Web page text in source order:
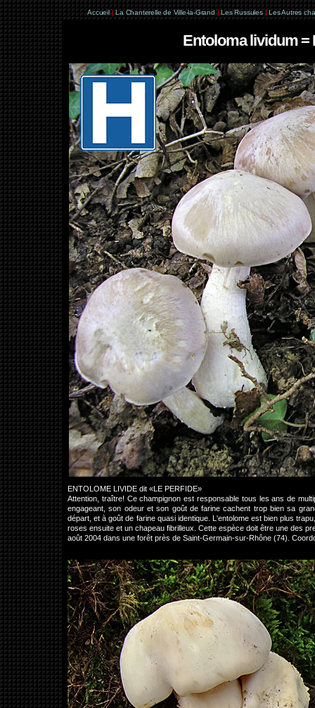
Accueil | La Chanterelle de Ville-la-Grand | Les Russules | Les Autres
Entoloma lividum =
ENTOLOME LIVIDE dit «LE PERFIDE»
Attention, traître! Ce champignon est responsable tous les ans de
engageant, son odeur et son goût de farine cachent trop bien sa
départ, et à goût de farine quasi identique. L'entolome est bien plus
roses ensuite et un chapeau fibrilleux. Cette espèce doit être une des
août 2004 dans une forêt près de Saint-Germain-sur-Rhône (74).